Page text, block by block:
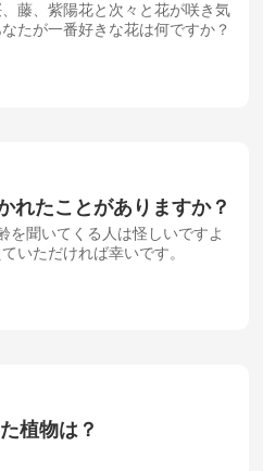
藤、紫陽花と次々と花が咲き気
たが一番好きな花は何ですか？
れたことがありますか？
を聞いてくる人は怪しいですよ
いただければ幸いです。
植物は？